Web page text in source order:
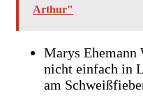
Arthur"
Marys
nicht einfach in
am